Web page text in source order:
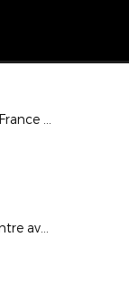
L'arrivée de l'Equipe de France Espoirs à Laval !
Formation BEF : Rencontre avec Charlène Karsenti, joueuse et éducatrice au Mans FC